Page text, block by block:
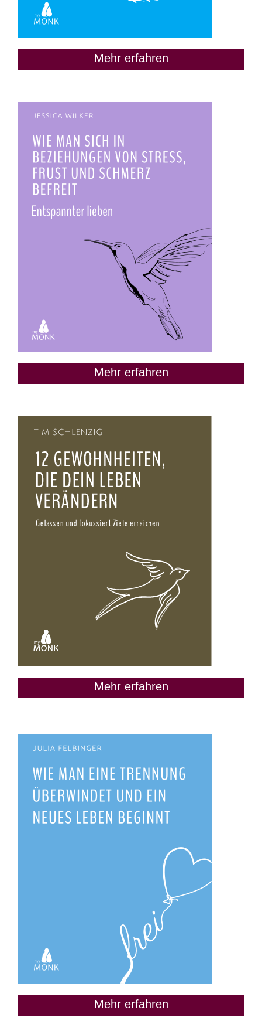
Mehr erfahren
Mehr erfahren
Mehr erfahren
Mehr erfahren